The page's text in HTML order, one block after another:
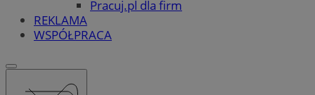
Pracuj.pl dla firm
REKLAMA
WSPÓŁPRACA